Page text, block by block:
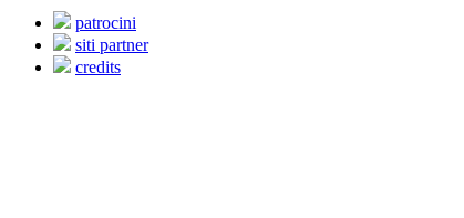
patrocini
siti partner
credits